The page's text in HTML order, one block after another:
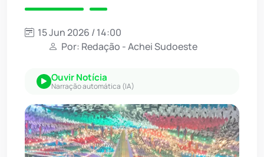
15 Jun 2026 / 14:00
Por: Redação - Achei Sudoeste
Ouvir Notícia
Narração automática (IA)